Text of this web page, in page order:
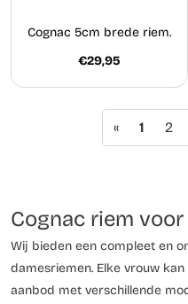
Cognac 5cm brede riem.
€29,95
« 1 2
Cognac riem
Wij bieden een compleet en
damesriemen. Elke vrouw
aanbod met verschillende